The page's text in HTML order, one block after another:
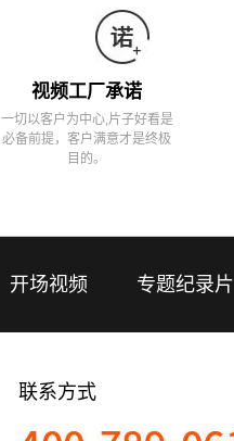
视频工厂承诺
一切以客户为中心,片子好看是
必备前提，客户满意才是终极
目的。
开场视频 专题纪录片
联系方式